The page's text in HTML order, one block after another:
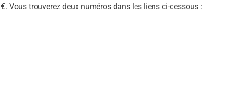
Vous trouverez deux numéros dans les liens ci-dessous :